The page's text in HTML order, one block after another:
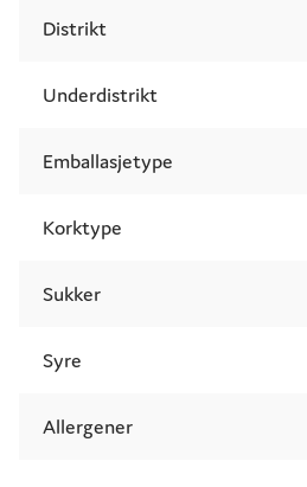
Distrikt
Underdistrikt
Emballasjetype
Korktype
Sukker
Syre
Allergener